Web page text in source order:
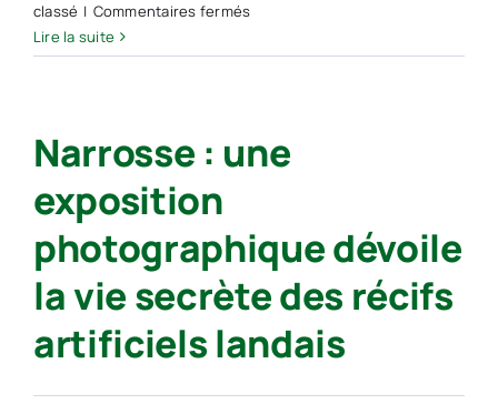
élus
classé | Commentaires ferméssur
« C’est
de
saccagé
à
Narrosse
Lire la suite
Narrosse : une
exposition
photographique dévoile
la vie secrète des récifs
artificiels landais